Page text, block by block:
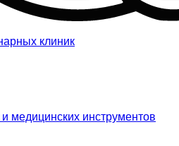
клиник
медицинских инструментов